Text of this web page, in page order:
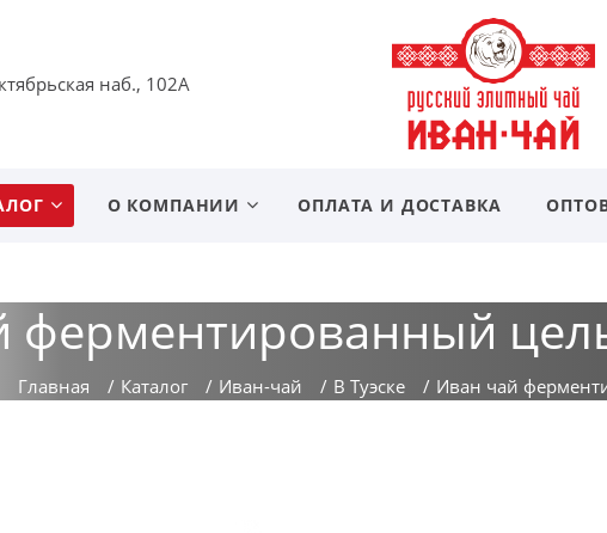
наб., 102А
О КОМПАНИИ ОПЛАТА И ДОСТАВКА
ферментированный
Главная / Каталог / Иван-чай / В Туэске / Иван чай